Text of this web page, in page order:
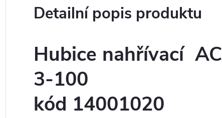
Detailní popis produktu
Hubice nahřívací AC
3-100
kód 14001020